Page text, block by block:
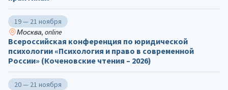
19 — 21 ноября
Москва, online
Всероссийская конференция по юридической
психологии «Психология и право в современной
России» (Коченовские чтения – 2026)
20 — 21 ноября